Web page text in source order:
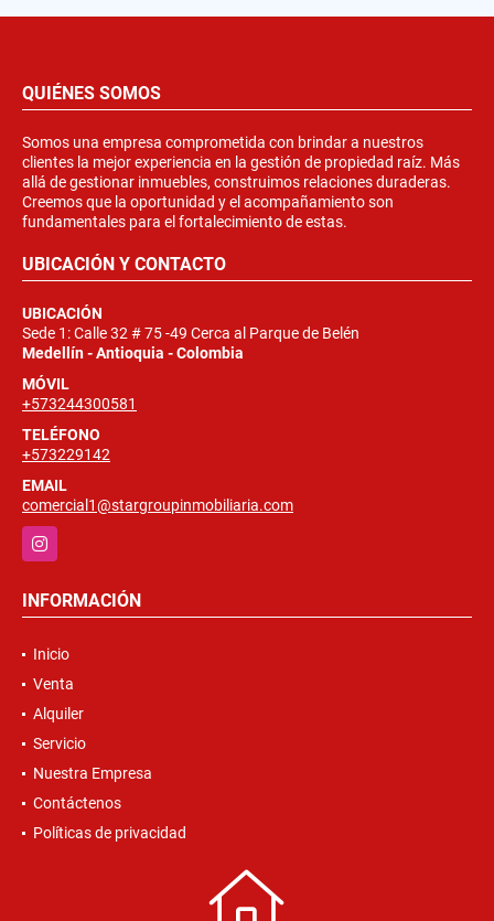
QUIÉNES SOMOS
Somos una empresa comprometida con brindar a nuestros
clientes la mejor experiencia en la gestión de propiedad raíz. Más
allá de gestionar inmuebles, construimos relaciones duraderas.
Creemos que la oportunidad y el acompañamiento son
fundamentales para el fortalecimiento de estas.
UBICACIÓN Y CONTACTO
UBICACIÓN
Sede 1: Calle 32 # 75 -49 Cerca al Parque de Belén
Medellín - Antioquia - Colombia
MÓVIL
+573244300581
TELÉFONO
+573229142
EMAIL
comercial1@stargroupinmobiliaria.com
Instagram
INFORMACIÓN
Inicio
Venta
Alquiler
Servicio
Nuestra Empresa
Contáctenos
Políticas de privacidad